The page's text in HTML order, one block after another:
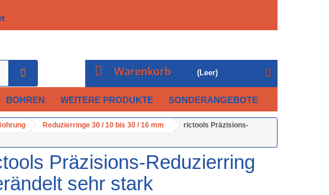
Warenkorb (Leer)
BOHREN WEITERE PRODUKTE SONDERANGEBOTE
Reduzierringe 30 / 10 bis 30 / 16 mm
rictools Präzisions-
Präzisions-Reduzierring
sehr stark